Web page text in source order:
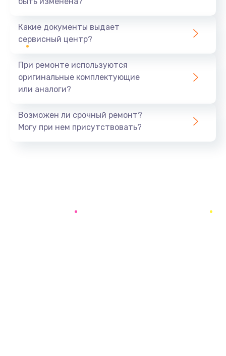
Замена батареи (аккумулятора)
Заказать
Замена, восстановление кнопок
Заказать
Какие документы выдает
сервисный центр?
При ремонте используются
оригинальные комплектующие
или аналоги?
Возможен ли срочный ремонт?
Могу при нем присутствовать?